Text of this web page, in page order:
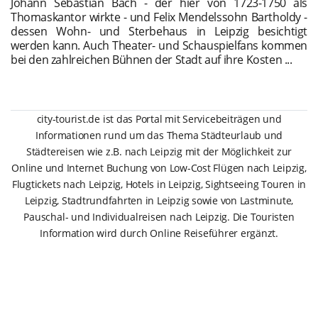
Thomaskantor wirkte - und Felix Mendelssohn Bartholdy -
dessen Wohn- und Sterbehaus in Leipzig besichtigt
werden kann. Auch Theater- und Schauspielfans kommen
bei den zahlreichen Bühnen der Stadt auf ihre Kosten ...
city-tourist.de ist das Portal mit Servicebeiträgen und
Informationen rund um das Thema Städteurlaub und
Städtereisen wie z.B. nach Leipzig mit der Möglichkeit zur
Online und Internet Buchung von Low-Cost Flügen nach Leipzig,
Flugtickets nach Leipzig, Hotels in Leipzig, Sightseeing Touren in
Leipzig, Stadtrundfahrten in Leipzig sowie von Lastminute,
Pauschal- und Individualreisen nach Leipzig. Die Touristen
Information wird durch Online Reiseführer ergänzt.